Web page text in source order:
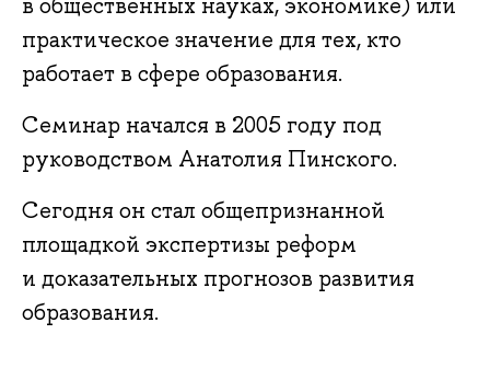
практическое значение для тех, кто
работает в сфере образования.
Семинар начался в 2005 году под
руководством Анатолия Пинского.
Сегодня он стал общепризнанной
площадкой экспертизы реформ
и доказательных прогнозов развития
образования.